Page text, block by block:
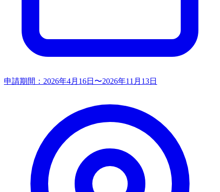
申請期間： 2026年4月16日〜2026年11月13日